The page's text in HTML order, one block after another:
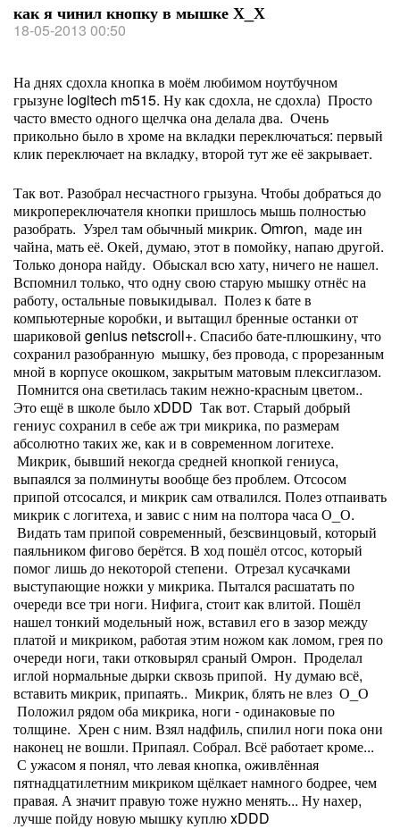
как я чинил кнопку в мышке Х_Х
18-05-2013 00:50
На днях сдохла кнопка в моём любимом ноутбучном
грызуне logitech m515. Ну как сдохла, не сдохла) Просто
часто вместо одного щелчка она делала два. Очень
прикольно было в хроме на вкладки переключаться: первый
клик переключает на вкладку, второй тут же её закрывает.
Так вот. Разобрал несчастного грызуна. Чтобы добраться до
микропереключателя кнопки пришлось мышь полностью
разобрать. Узрел там обычный микрик. Omron, маде ин
чайна, мать её. Окей, думаю, этот в помойку, напаю другой.
Только донора найду. Обыскал всю хату, ничего не нашел.
Вспомнил только, что одну свою старую мышку отнёс на
работу, остальные повыкидывал. Полез к бате в
компьютерные коробки, и вытащил бренные останки от
шариковой genius netscroll+. Спасибо бате-плюшкину, что
сохранил разобранную мышку, без провода, с прорезанным
мной в корпусе окошком, закрытым матовым плексиглазом.
Помнится она светилась таким нежно-красным цветом..
Это ещё в школе было xDDD Так вот. Старый добрый
гениус сохранил в себе аж три микрика, по размерам
абсолютно таких же, как и в современном логитехе.
Микрик, бывший некогда средней кнопкой гениуса,
выпаялся за полминуты вообще без проблем. Отсосом
припой отсосался, и микрик сам отвалился. Полез отпаивать
микрик с логитеха, и завис с ним на полтора часа О_О.
Видать там припой современный, безсвинцовый, который
паяльником фигово берётся. В ход пошёл отсос, который
помог лишь до некоторой степени. Отрезал кусачками
выступающие ножки у микрика. Пытался расшатать по
очереди все три ноги. Нифига, стоит как влитой. Пошёл
нашел тонкий модельный нож, вставил его в зазор между
платой и микриком, работая этим ножом как ломом, грея по
очереди ноги, таки отковырял сраный Омрон. Проделал
иглой нормальные дырки сквозь припой. Ну думаю всё,
вставить микрик, припаять.. Микрик, блять не влез О_О
Положил рядом оба микрика, ноги - одинаковые по
толщине. Хрен с ним. Взял надфиль, спилил ноги пока они
наконец не вошли. Припаял. Собрал. Всё работает кроме...
С ужасом я понял, что левая кнопка, оживлённая
пятнадцатилетним микриком щёлкает намного бодрее, чем
правая. А значит правую тоже нужно менять... Ну нахер,
лучше пойду новую мышку куплю xDDD